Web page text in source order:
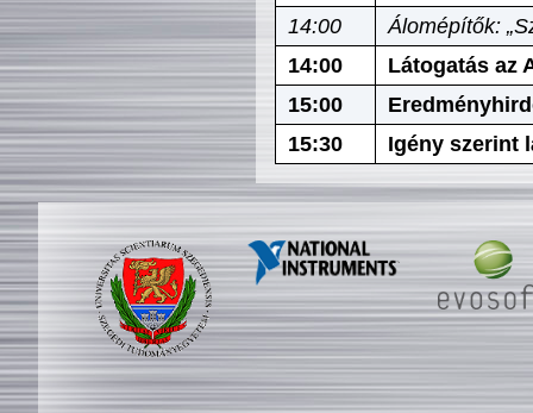
14:00
Álomépítők:
14:00
Látogatás az
15:00
15:30
Igény szerint